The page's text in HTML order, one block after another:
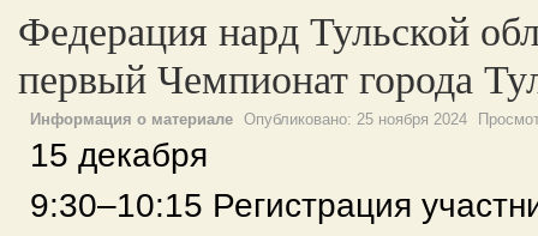
Федерация нард Тульской
первый Чемпионат города
Информация о материале Опубликовано: 25 ноября 2024
15 декабря
9:30–10:15 Регистрация